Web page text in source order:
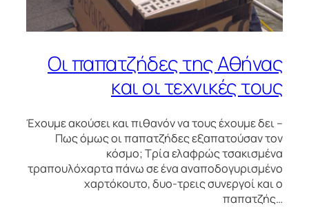
Οι παπατζήδες της Αθήνας
και οι τεχνικές τους
Έχουμε ακούσει και πιθανόν να τους έχουμε δει –
Πως όμως οι παπατζήδες εξαπατούσαν τον
κόσμο; Τρία ελαφρώς τσακισμένα
τραπουλόχαρτα πάνω σε ένα αναποδογυρισμένο
χαρτόκουτο, δυο-τρεις συνεργοί και ο
παπατζής…